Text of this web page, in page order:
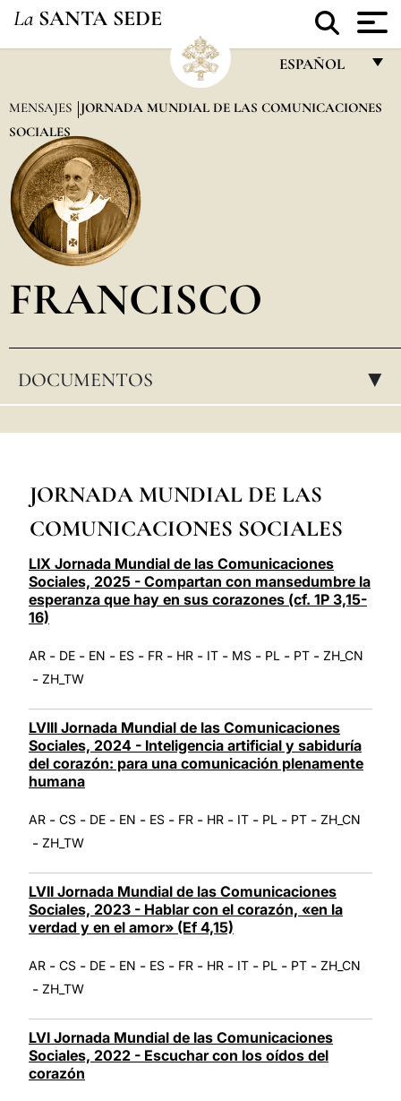
La SANTA SEDE
ESPAÑOL
FRANÇAIS
العربيّة
MENSAJES
JORNADA MUNDIAL DE LAS COMUNICACIONES
SOCIALES
FRANCISCO
DOCUMENTOS ▸
JORNADA MUNDIAL DE LAS
COMUNICACIONES SOCIALES
LIX Jornada Mundial de las Comunicaciones
Sociales, 2025 - Compartan con mansedumbre la
esperanza que hay en sus corazones (cf. 1P 3,15-
16)
AR - DE - EN - ES - FR - HR - IT - MS - PL - PT - ZH_CN
- ZH_TW
LVIII Jornada Mundial de las Comunicaciones
Sociales, 2024 - Inteligencia artificial y sabiduría
del corazón: para una comunicación plenamente
humana
AR - CS - DE - EN - ES - FR - HR - IT - PL - PT - ZH_CN
- ZH_TW
LVII Jornada Mundial de las Comunicaciones
Sociales, 2023 - Hablar con el corazón, «en la
verdad y en el amor» (Ef 4,15)
AR - CS - DE - EN - ES - FR - HR - IT - PL - PT - ZH_CN
- ZH_TW
LVI Jornada Mundial de las Comunicaciones
Sociales, 2022 - Escuchar con los oídos del
corazón